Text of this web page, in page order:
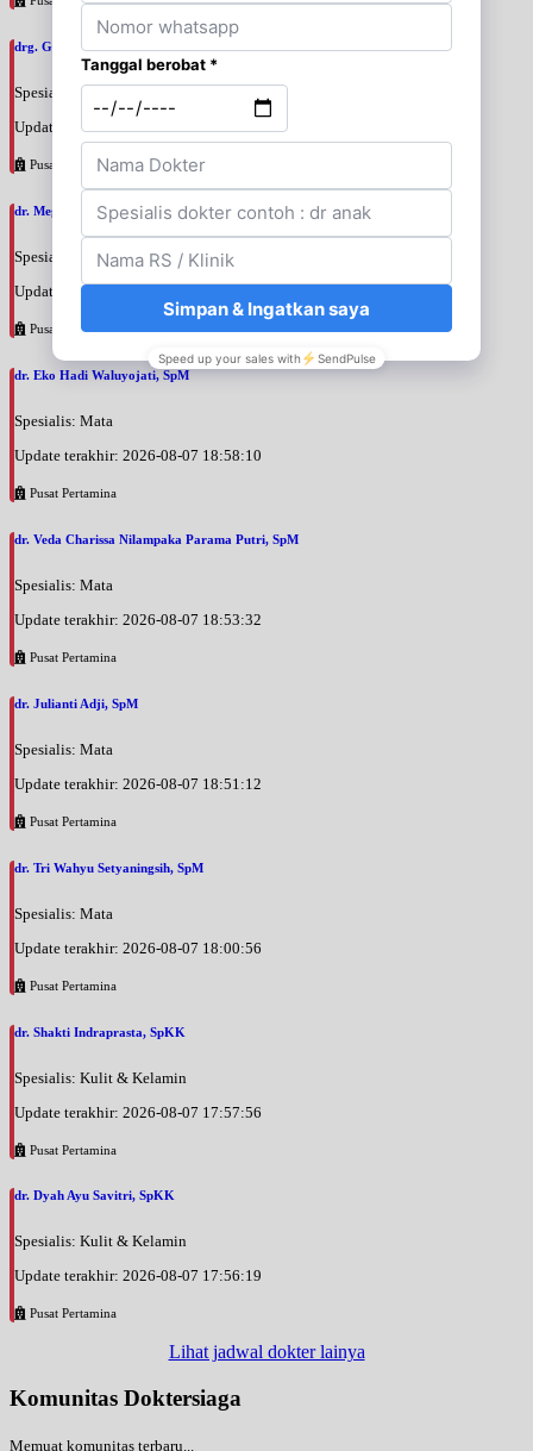
drg. Galuh Chandra, SpOrt
Spesialis: Gigi
Update terakhir: 2026-08-07 19:13:57
Pusat Pertamina
dr. Mega Hayyu Isfiati, SpM
Spesialis: Mata
Update terakhir: 2026-08-07 19:06:14
Pusat Pertamina
dr. Eko Hadi Waluyojati, SpM
Spesialis: Mata
Update terakhir: 2026-08-07 18:58:10
Pusat Pertamina
dr. Veda Charissa Nilampaka Parama Putri, SpM
Spesialis: Mata
Update terakhir: 2026-08-07 18:53:32
Pusat Pertamina
dr. Julianti Adji, SpM
Spesialis: Mata
Update terakhir: 2026-08-07 18:51:12
Pusat Pertamina
dr. Tri Wahyu Setyaningsih, SpM
Spesialis: Mata
Update terakhir: 2026-08-07 18:00:56
Pusat Pertamina
dr. Shakti Indraprasta, SpKK
Spesialis: Kulit & Kelamin
Update terakhir: 2026-08-07 17:57:56
Pusat Pertamina
dr. Dyah Ayu Savitri, SpKK
Spesialis: Kulit & Kelamin
Update terakhir: 2026-08-07 17:56:19
Pusat Pertamina
Lihat jadwal dokter lainya
Komunitas Doktersiaga
Memuat komunitas terbaru...